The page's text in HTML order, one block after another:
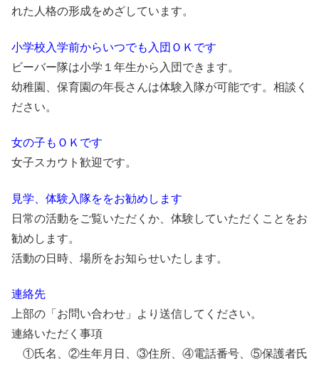
れた人格の形成をめざしています。
小学校入学前からいつでも入団ＯＫです
ビーバー隊は小学１年生から入団できます。
幼稚園、保育園の年長さんは体験入隊が可能です。相談く
ださい。
女の子もＯＫです
女子スカウト歓迎です。
見学、体験入隊ををお勧めします
日常の活動をご覧いただくか、体験していただくことをお
勧めします。
活動の日時、場所をお知らせいたします。
連絡先
上部の「お問い合わせ」より送信してください。
連絡いただく事項
①氏名、②生年月日、③住所、④電話番号、⑤保護者氏